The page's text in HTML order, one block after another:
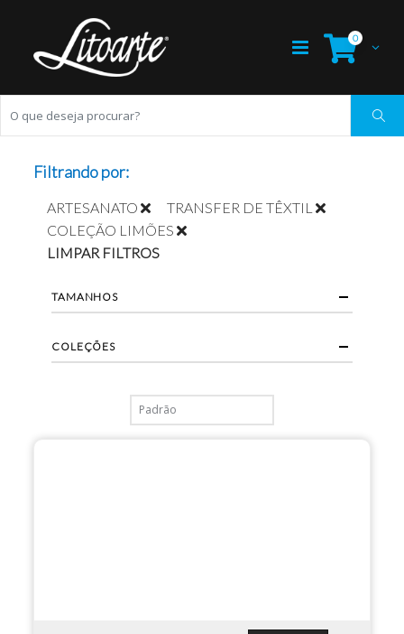
0
Filtrando por:
ARTESANATO
TRANSFER DE TÊXTIL
COLEÇÃO LIMÕES
LIMPAR FILTROS
TAMANHOS
COLEÇÕES